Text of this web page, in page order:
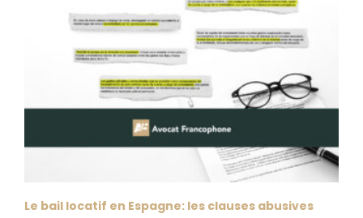
Le bail locatif en Espagne: les clauses abusives